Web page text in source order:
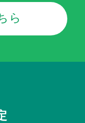
ら